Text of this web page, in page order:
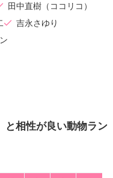
田中直樹（ココリコ）
吉永さゆり
と相性が良い動物ラン